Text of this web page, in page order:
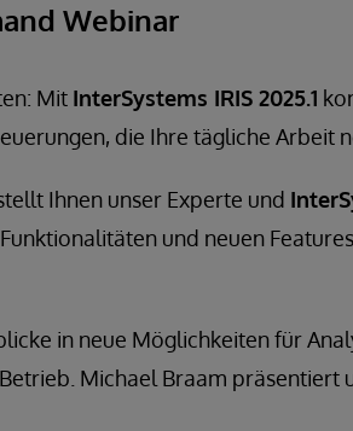
Webinar
Mit InterSystems IRIS 2025.1
die Ihre tägliche Arbeit
Ihnen unser Experte und
und neuen
in neue Möglichkeiten für
Michael Braam präsentiert